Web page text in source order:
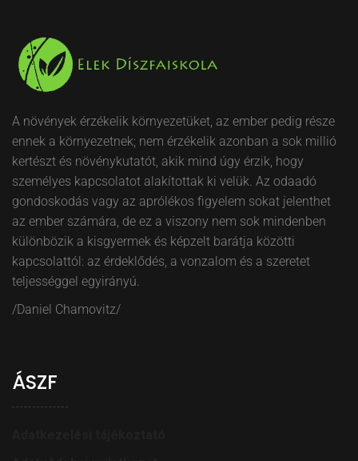
A növények érzékelik környezetüket, az ember pedig része
ennek a környezetnek; nem érzékelik azonban a sok millió
kertészt és növénykutatót, akik mind úgy érzik, hogy
személyes kapcsolatot alakítottak ki velük. Az odaadó
gondoskodás vagy az aprólékos figyelem sokat jelenthet
az ember számára, de ez a viszony nem sok mindenben
különbözik a kisgyermek és képzelt barátja közötti
kapcsolattól: az érdeklődés, a vonzalom és a szeretet
teljességgel egyirányú.
/Daniel Chamovitz/
ÁSZF